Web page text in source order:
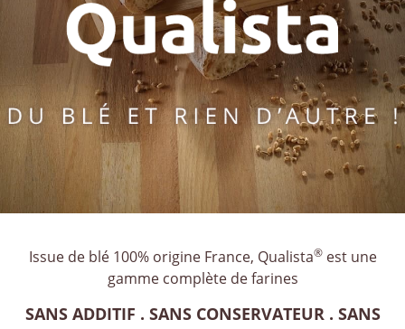
Issue de blé 100% origine France, Qualista®est une
gamme complète de farines
SANS ADDITIF . SANS CONSERVATEUR . SANS